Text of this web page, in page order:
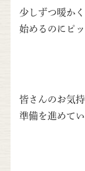
少しずつ暖か
始めるのにピ
皆さんのお気
準備を進めて